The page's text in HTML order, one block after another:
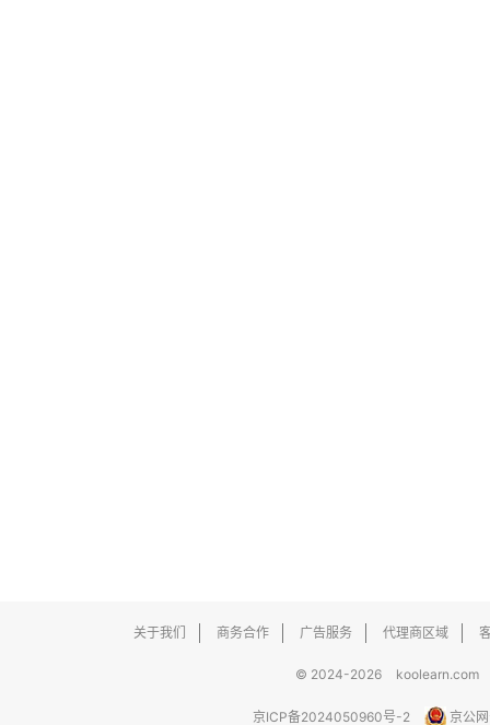
关于我们 商务合作 广告服务 代理商区域
© 2024-2026 koolearn.com
京ICP备2024050960号-2 京公